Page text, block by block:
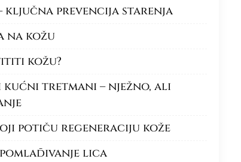
ključna prevencija starenja
na kožu
kožu?
kućni tretmani – nježno, ali
potiču regeneraciju kože
lica